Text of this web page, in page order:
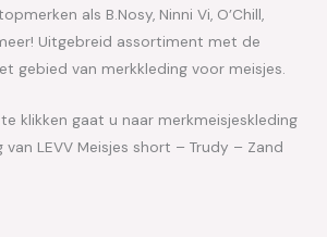
als B.Nosy, Ninni Vi, O’Chill,
Uitgebreid assortiment met de
gebied van merkkleding voor meisjes.
te klikken gaat u naar merkmeisjeskleding
LEVV Meisjes short – Trudy – Zand